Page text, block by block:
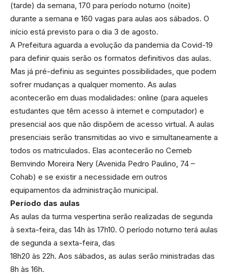
(tarde) da semana, 170 para período noturno (noite)
durante a semana e 160 vagas para aulas aos sábados. O
início está previsto para o dia 3 de agosto.
A Prefeitura aguarda a evolução da pandemia da Covid-19
para definir quais serão os formatos definitivos das aulas.
Mas já pré-definiu as seguintes possibilidades, que podem
sofrer mudanças a qualquer momento. As aulas
acontecerão em duas modalidades: online (para aqueles
estudantes que têm acesso à internet e computador) e
presencial aos que não dispõem de acesso virtual. A aulas
presenciais serão transmitidas ao vivo e simultaneamente a
todos os matriculados. Elas acontecerão no Cemeb
Bemvindo Moreira Nery (Avenida Pedro Paulino, 74 –
Cohab) e se existir a necessidade em outros
equipamentos da administração municipal.
Período das aulas
As aulas da turma vespertina serão realizadas de segunda
à sexta-feira, das 14h às 17h10. O período noturno terá aulas
de segunda a sexta-feira, das
18h20 às 22h. Aos sábados, as aulas serão ministradas das
8h às 16h.